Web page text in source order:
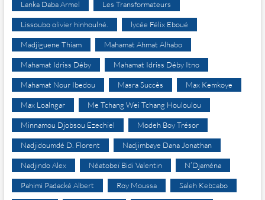
Lanka Daba Armel Les Transformateurs
Lissoubo olivier hinhoulné. lycée Félix Eboué
Madjiguene Thiam Mahamat Ahmat Alhabo
Mahamat Idriss Déby Mahamat Idriss Déby Itno
Mahamat Nour Ibedou Masra Succès Max Kemkoye
Max Loalngar Me Tchang Wei Tchang Houloulou
Minnamou Djobsou Ezechiel Modeh Boy Trésor
Nadjidoumdé D. Florent Nadjimbaye Dana Jonathan
Nadjindo Alex Néatobeï Bidi Valentin N’Djaména
Pahimi Padacké Albert Roy Moussa Saleh Kebzabo